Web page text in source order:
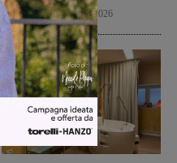
Cronaca 6 Agosto 2026